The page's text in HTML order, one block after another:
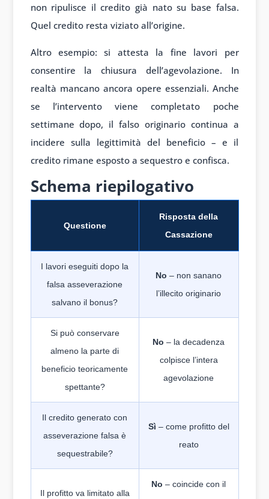
non ripulisce il credito già nato su base falsa.
Quel credito resta viziato all’origine.
Altro esempio: si attesta la fine lavori per
consentire la chiusura dell’agevolazione. In
realtà mancano ancora opere essenziali. Anche
se l’intervento viene completato poche
settimane dopo, il falso originario continua a
incidere sulla legittimità del beneficio – e il
credito rimane esposto a sequestro e confisca.
Schema riepilogativo
Questione
Risposta della
Cassazione
I lavori eseguiti dopo la
falsa asseverazione
salvano il bonus?
No – non sanano
l’illecito originario
Si può conservare
almeno la parte di
beneficio teoricamente
spettante?
No – la decadenza
colpisce l’intera
agevolazione
Il credito generato con
asseverazione falsa è
sequestrabile?
Sì – come profitto del
reato
Il profitto va limitato alla
No – coincide con il